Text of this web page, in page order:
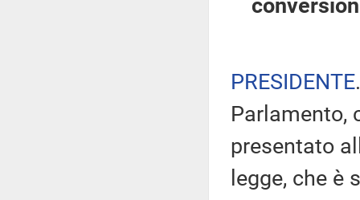
PRESIDENTE
Parlamento,
presentato
legge, che